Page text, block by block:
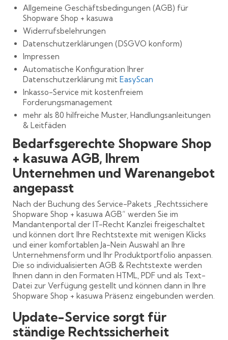
Allgemeine Geschäftsbedingungen (AGB) für
Shopware Shop + kasuwa
Widerrufsbelehrungen
Datenschutzerklärungen (DSGVO konform)
Impressen
Automatische Konfiguration Ihrer
Datenschutzerklärung mit EasyScan
Inkasso-Service mit kostenfreiem
Forderungsmanagement
mehr als 80 hilfreiche Muster, Handlungsanleitungen
& Leitfäden
Bedarfsgerechte Shopware Shop
+ kasuwa AGB, Ihrem
Unternehmen und Warenangebot
angepasst
Nach der Buchung des Service-Pakets „Rechtssichere
Shopware Shop + kasuwa AGB“ werden Sie im
Mandantenportal der IT-Recht Kanzlei freigeschaltet
und können dort Ihre Rechtstexte mit wenigen Klicks
und einer komfortablen Ja-Nein Auswahl an Ihre
Unternehmensform und Ihr Produktportfolio anpassen.
Die so individualisierten AGB & Rechtstexte werden
Ihnen dann in den Formaten HTML, PDF und als Text-
Datei zur Verfügung gestellt und können dann in Ihre
Shopware Shop + kasuwa Präsenz eingebunden werden.
Update-Service sorgt für
ständige Rechtssicherheit